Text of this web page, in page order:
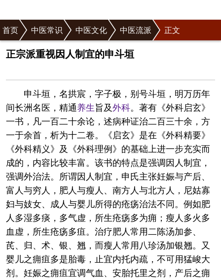
首页 中医常识 中医文化 中医流派 正文
正宗派重视因人制宜的申斗垣
申斗垣，名拱宸，字子极，别号斗垣，明万历年
间长洲名医，精通养生旨及外科。著有《外科启玄》
一书，凡一百二十余论，述病种证治二百三十余，方
一于余首，析为十二卷。《启玄》是在《外科精要》
《外科精义》及《外科理例》的基础上进一步充实而
成的，内容比较丰富。该书的特点是强调因人制宜，
强调外治法。所谓因人制宜，申氏主张妊娠与产后、
富人与穷人，肥人与瘦人、南方人与北方人，尼姑寡
妇与妓女、成人与婴儿所得的疮疡治法不同。例如肥
人多湿多痰，多气虚，所生疮疡多为痈；瘦人多火多
血虚，所生疮疡多疽。治疗肥人常用二陈汤加参、
芪、归、术、银、翘，而瘦人常用八珍汤加银翘。又
婴儿之痈疽多是胎毒，止宜内托内疏，不可用猛峻大
剂。妊娠之痈疽宜调气血、安胎托里之剂，产后之痈